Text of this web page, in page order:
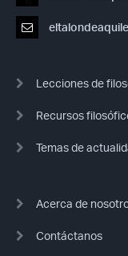
Lecciones de
Recursos
Temas de
Acerca de
Contáctanos